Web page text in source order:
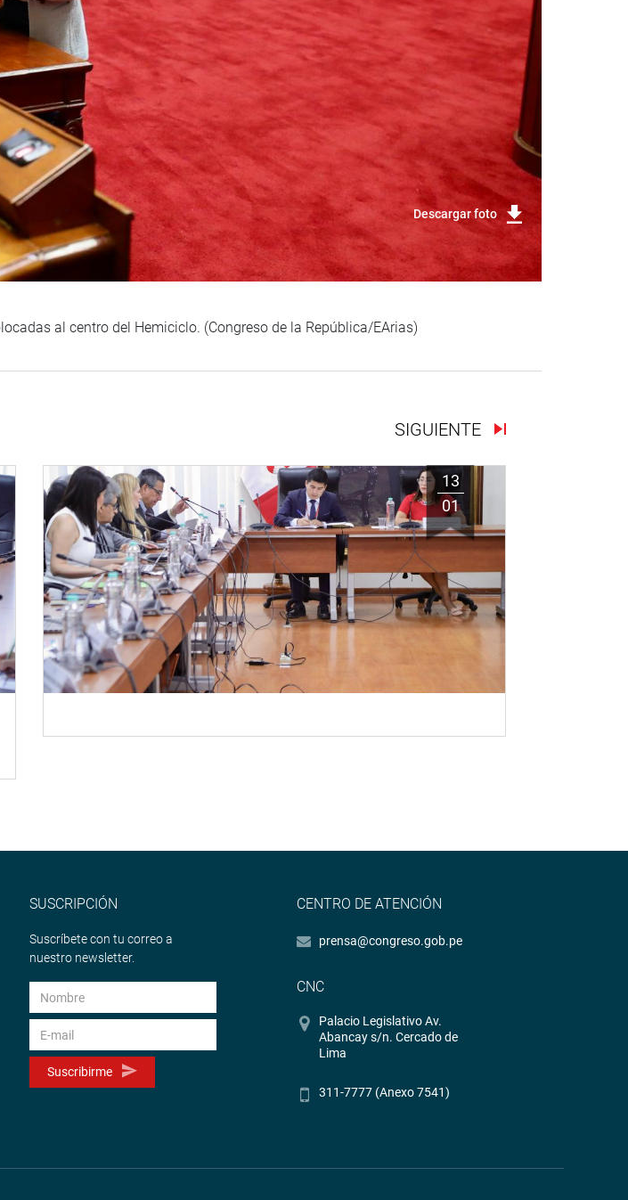
Descargar foto
al centro del Hemiciclo. (Congreso de la República/EArias)
SIGUIENTE
13
01
SUSCRIPCIÓN
Suscríbete con tu correo a
nuestro newsletter.
Suscribirme
CENTRO DE ATENCIÓN
prensa@congreso.gob.pe
CNC
Palacio Legislativo Av.
Abancay s/n. Cercado de
Lima
311-7777 (Anexo 7541)